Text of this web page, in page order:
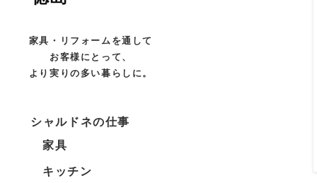
家具・リフォームを通して
お客様にとって、
より実りの多い暮らしに。
シャルドネの仕事
家具
キッチン